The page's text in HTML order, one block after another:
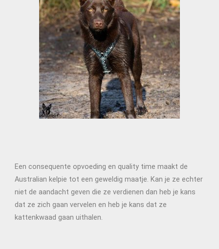
Een consequente opvoeding en quality time maakt de
Australian kelpie tot een geweldig maatje. Kan je ze echter
niet de aandacht geven die ze verdienen dan heb je kans
dat ze zich gaan vervelen en heb je kans dat ze
kattenkwaad gaan uithalen.